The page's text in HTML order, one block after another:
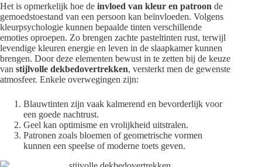
Het is opmerkelijk hoe de invloed van kleur en patroon de
gemoedstoestand van een persoon kan beïnvloeden. Volgens
kleurpsychologie kunnen bepaalde tinten verschillende
emoties oproepen. Zo brengen zachte pasteltinten rust, terwijl
levendige kleuren energie en leven in de slaapkamer kunnen
brengen. Door deze elementen bewust in te zetten bij de keuze
van stijlvolle dekbedovertrekken, versterkt men de gewenste
atmosfeer. Enkele overwegingen zijn:
Blauwtinten zijn vaak kalmerend en bevorderlijk voor
een goede nachtrust.
Geel kan optimisme en vrolijkheid uitstralen.
Patronen zoals bloemen of geometrische vormen
kunnen een speelse of moderne toets geven.